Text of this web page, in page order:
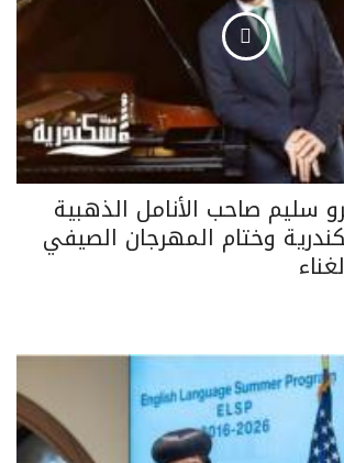
سليم صاحب الأنامل الذهبية
وختام المهرجان الصيفي